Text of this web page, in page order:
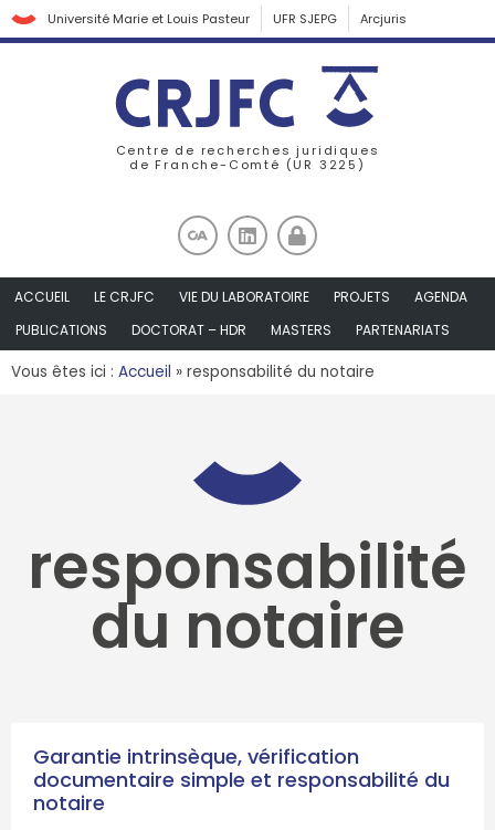
Université Marie et Louis Pasteur UFR SJEPG Arcjuris
Centre de recherches juridiques
de Franche-Comté (UR 3225)
ACCUEIL LE CRJFC VIE DU LABORATOIRE PROJETS
AGENDA
PUBLICATIONS
DOCTORAT – HDR MASTERS PARTENARIATS
Vous êtes ici : Accueil » responsabilité du notaire
responsabilité
du notaire
Garantie intrinsèque, vérification
documentaire simple et responsabilité du
notaire